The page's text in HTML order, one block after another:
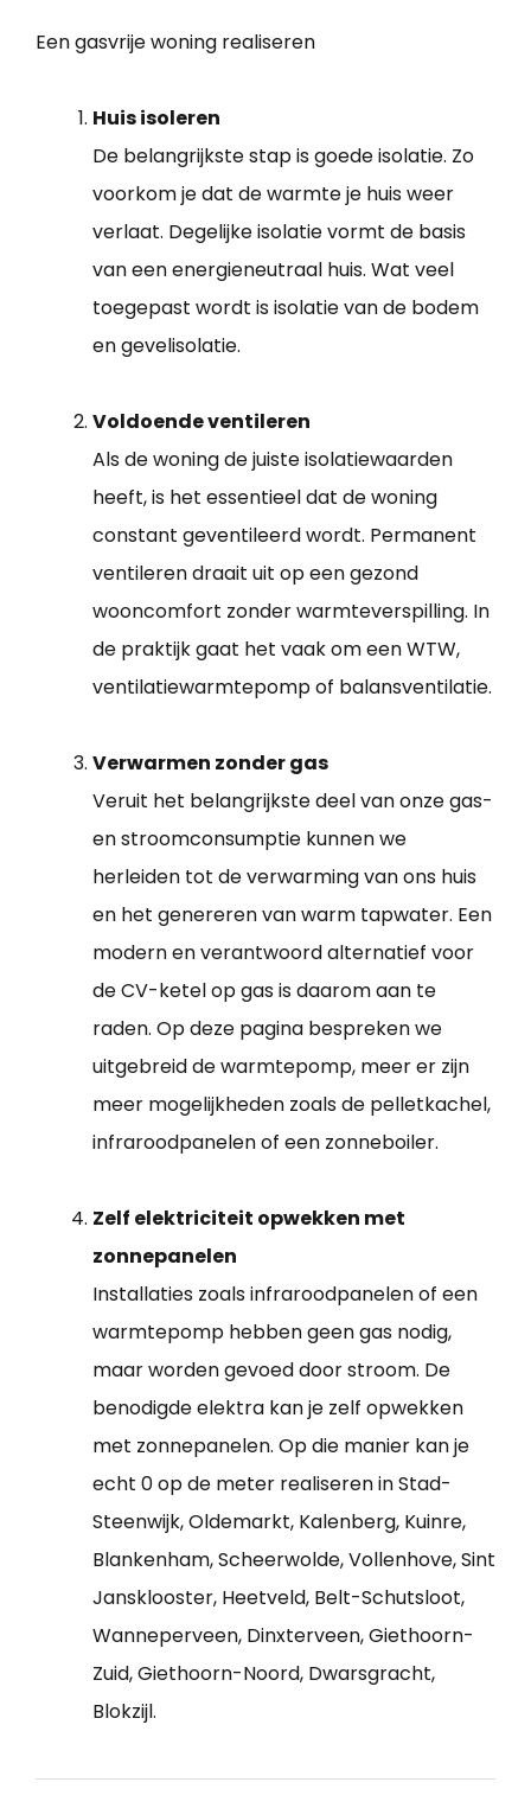
Een gasvrije woning realiseren
Huis isoleren
De belangrijkste stap is goede isolatie. Zo
voorkom je dat de warmte je huis weer
verlaat. Degelijke isolatie vormt de basis
van een energieneutraal huis. Wat veel
toegepast wordt is isolatie van de bodem
en gevelisolatie.
Voldoende ventileren
Als de woning de juiste isolatiewaarden
heeft, is het essentieel dat de woning
constant geventileerd wordt. Permanent
ventileren draait uit op een gezond
wooncomfort zonder warmteverspilling. In
de praktijk gaat het vaak om een WTW,
ventilatiewarmtepomp of balansventilatie.
Verwarmen zonder gas
Veruit het belangrijkste deel van onze gas-
en stroomconsumptie kunnen we
herleiden tot de verwarming van ons huis
en het genereren van warm tapwater. Een
modern en verantwoord alternatief voor
de CV-ketel op gas is daarom aan te
raden. Op deze pagina bespreken we
uitgebreid de warmtepomp, meer er zijn
meer mogelijkheden zoals de pelletkachel,
infraroodpanelen of een zonneboiler.
Zelf elektriciteit opwekken met
zonnepanelen
Installaties zoals infraroodpanelen of een
warmtepomp hebben geen gas nodig,
maar worden gevoed door stroom. De
benodigde elektra kan je zelf opwekken
met zonnepanelen. Op die manier kan je
echt 0 op de meter realiseren in Stad-
Steenwijk, Oldemarkt, Kalenberg, Kuinre,
Blankenham, Scheerwolde, Vollenhove, Sint
Jansklooster, Heetveld, Belt-Schutsloot,
Wanneperveen, Dinxterveen, Giethoorn-
Zuid, Giethoorn-Noord, Dwarsgracht,
Blokzijl.